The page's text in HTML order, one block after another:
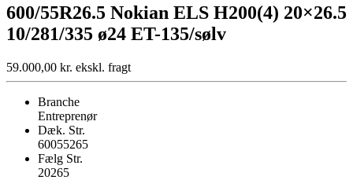
600/55R26.5 Nokian ELS H200(4) 20×26.5
10/281/335 ø24 ET-135/sølv
59.000,00 kr. ekskl. fragt
Branche
Entreprenør
Dæk. Str.
60055265
Fælg Str.
20265